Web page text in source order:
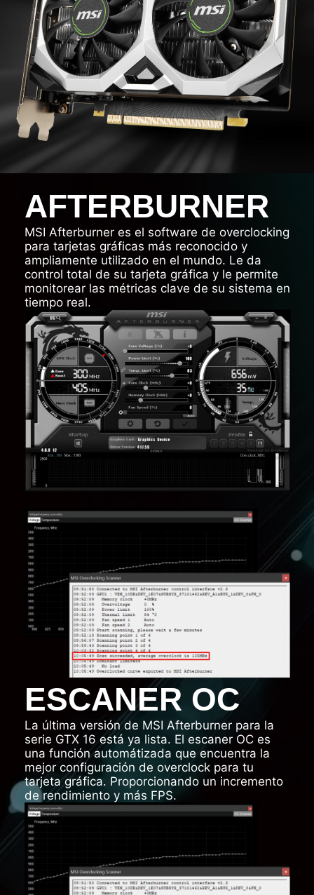
AFTERBURNER
MSI Afterburner es el software de overclocking
para tarjetas gráficas más reconocido y
ampliamente utilizado en el mundo. Le da
control total de su tarjeta gráfica y le permite
monitorear las métricas clave de su sistema en
tiempo real.
ESCANER OC
La última versión de MSI Afterburner para la
serie GTX 16 está ya lista. El escaner OC es
una función automátizada que encuentra la
mejor configuración de overclock para tu
tarjeta gráfica. Proporcionando un incremento
de rendimiento y más FPS.